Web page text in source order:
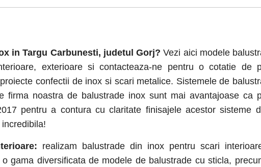
in Targu Carbunesti, judetul Gorj? Vezi aici modele
exterioare si contacteaza-ne pentru o cotatie de
confectii de inox si scari metalice. Sistemele de
firma noastra de balustrade inox sunt mai avantajoase ca
pentru a contura cu claritate finisajele acestor sisteme
realizam balustrade din inox pentru scari
gama diversificata de modele de balustrade cu sticla,